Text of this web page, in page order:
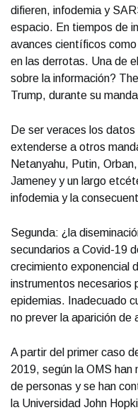
difieren, infodemia y
espacio. En tiempos de
avances científicos
en las derrotas. Una de
sobre la información?
Trump, durante su
De ser veraces los
extenderse a otros
Netanyahu, Putin,
Jameney y un largo
infodemia y la
Segunda: ¿la
secundarios a Covid-19
crecimiento exponencial
instrumentos necesarios
epidemias. Inadecuado
no prever la aparición de
A partir del primer caso
2019, según la OMS
de personas y se han
la Universidad John